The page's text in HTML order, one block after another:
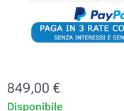
849,00 €
Disponibile